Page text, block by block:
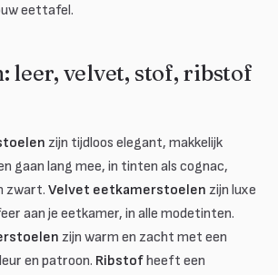
eettafel.
leer, velvet, stof, ribstof
zijn tijdloos elegant, makkelijk
gaan lang mee, in tinten als cognac,
zwart. Velvet eetkamerstoelen zijn luxe
aan je eetkamer, in alle modetinten.
zijn warm en zacht met een
en patroon. Ribstofheeft een